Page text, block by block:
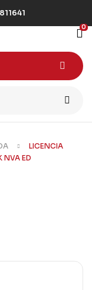
0
LICENCIA
NVA ED